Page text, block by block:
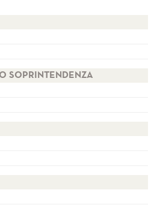
SOPRINTENDENZA